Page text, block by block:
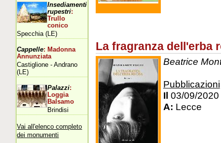
La fragranza dell'erba
Beatrice
Pubblicazioni
Il 03/09/2020
A: Lecce
Insediamenti
rupestri:
Trullo
conico
Specchia (LE)
Cappelle: Madonna
Annunziata
Castiglione - Andrano
(LE)
Palazzi:
Loggia
Balsamo
Brindisi
Vai all'elenco completo
dei monumenti